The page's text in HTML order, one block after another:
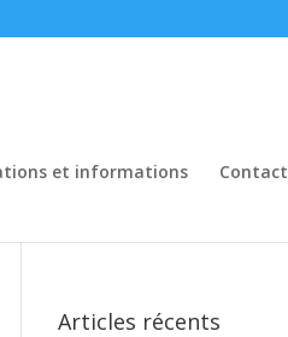
et informations Contact
Articles récents